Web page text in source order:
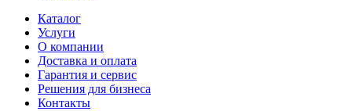
Каталог
Услуги
О компании
Доставка и оплата
Гарантия и сервис
Решения для бизнеса
Контакты